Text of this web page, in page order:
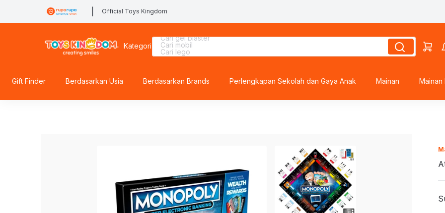
Official Toys Kingdom
Kategori
Cari tobot
Cari gel blaster
Cari mobil
Cari lego
Cari marvel legends
Cari hello kitty
Cari hot wheels
Cari rolife sanrio
Cari lego superheroes
Cari sylvanian
Cari kiddy fun
Gift Finder Berdasarkan Usia Berdasarkan Brands Perlengkapan Sekolah dan Gaya Anak Mainan Mainan